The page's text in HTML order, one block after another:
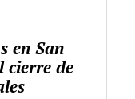
en San
cierre de